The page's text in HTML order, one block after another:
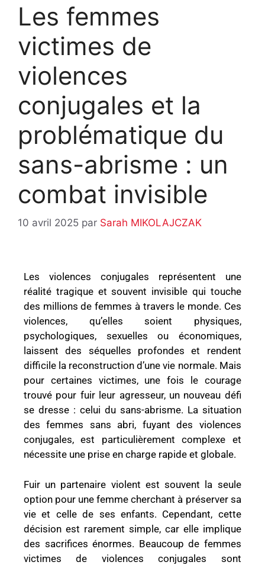
Les femmes
victimes de
violences
conjugales et la
problématique du
sans-abrisme : un
combat invisible
10 avril 2025 par Sarah MIKOLAJCZAK
Les violences conjugales représentent une
réalité tragique et souvent invisible qui touche
des millions de femmes à travers le monde. Ces
violences, qu’elles soient physiques,
psychologiques, sexuelles ou économiques,
laissent des séquelles profondes et rendent
difficile la reconstruction d’une vie normale. Mais
pour certaines victimes, une fois le courage
trouvé pour fuir leur agresseur, un nouveau défi
se dresse : celui du sans-abrisme. La situation
des femmes sans abri, fuyant des violences
conjugales, est particulièrement complexe et
nécessite une prise en charge rapide et globale.
Fuir un partenaire violent est souvent la seule
option pour une femme cherchant à préserver sa
vie et celle de ses enfants. Cependant, cette
décision est rarement simple, car elle implique
des sacrifices énormes. Beaucoup de femmes
victimes de violences conjugales sont